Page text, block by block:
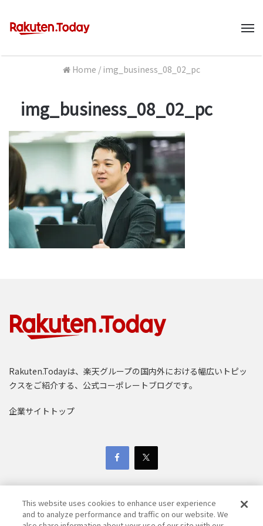
Home / img_business_08_02_pc
img_business_08_02_pc
Rakuten.Todayは、楽天グループの国内外における幅広いトピッ
クスをご紹介する、公式コーポレートブログです。
企業サイトトップ
This website uses cookies to enhance user experience
and to analyze performance and traffic on our website. We